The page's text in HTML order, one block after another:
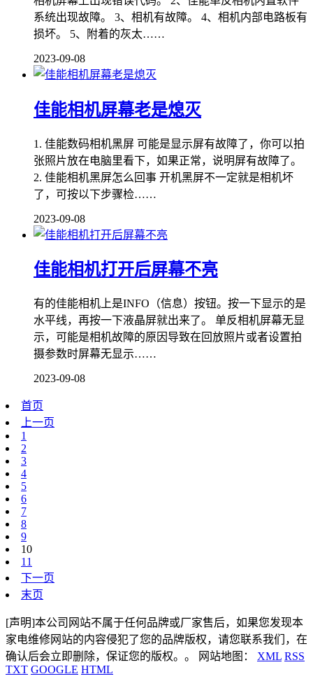
系统出现故障。 3、相机有故障。 4、相机内部电路板有
损坏。 5、附着的灰太……
2023-09-08
佳能相机屏幕老是熄灭
1. 佳能数码相机黑屏 可能是显示屏有故障了，你可以拍
张照片放在电脑里看下，如果正常，说明屏有故障了。
2. 佳能相机黑屏怎么回事 开机黑屏不一定就是相机坏
了，可按以下步骤检……
2023-09-08
佳能相机打开后屏幕不亮
有的佳能相机上是INFO（信息）按钮。按一下显示的是
水平线，再按一下液晶屏就出来了。 单反相机屏幕无显
示，可能是相机故障的原因导致在回放照片或者设置拍
摄参数时屏幕无显示……
2023-09-08
首页
上一页
1
2
3
4
5
6
7
8
9
10
11
下一页
末页
[声明]本公司网站不属于任何品牌或厂家售后，如果您发现本
家电维修网站的内容侵犯了您的品牌版权，请您联系我们，在
确认后会立即删除，保证您的版权。。 网站地图： XML RSS
TXT GOOGLE HTML